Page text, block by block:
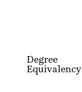
Degree
Equivalency